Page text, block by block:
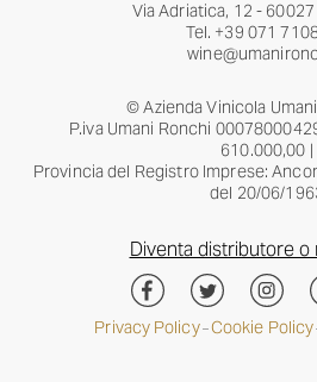
Via Adriatica, 12 - 60027
Tel. +39 071
© Azienda Vinicola
P.iva Umani Ronchi
610.000,00 |
Provincia del Registro Imprese:
del 20/06/
Diventa distributore o
Privacy Policy–Cookie Policy